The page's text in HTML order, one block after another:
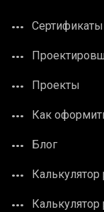
Сертификаты
Проекты
Как
Блог
Калькулятор